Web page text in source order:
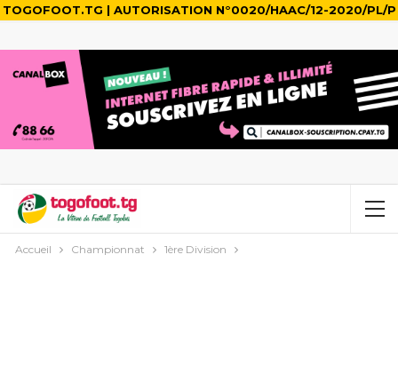
TOGOFOOT.TG | AUTORISATION N°0020/HAAC/12-2020/PL/P
Accueil Championnat 1ère Division